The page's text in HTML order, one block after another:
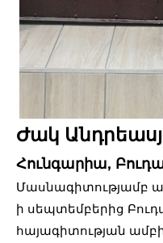
Ժակ
Հունգարիա,
Մասնագիտությամբ
ի սեպտեմբերից
հայագիտության